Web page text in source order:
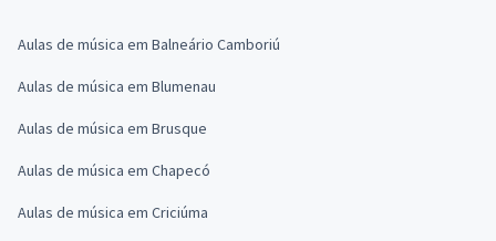
Aulas de música em Balneário Camboriú
Aulas de música em Blumenau
Aulas de música em Brusque
Aulas de música em Chapecó
Aulas de música em Criciúma